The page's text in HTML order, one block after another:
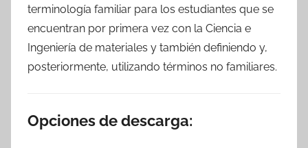
terminología familiar para los estudiantes que se
encuentran por primera vez con la Ciencia e
Ingeniería de materiales y también definiendo y,
posteriormente, utilizando términos no familiares.
Opciones de descarga: